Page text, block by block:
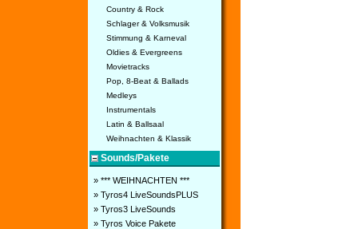
Country & Rock
Schlager & Volksmusik
Stimmung & Karneval
Oldies & Evergreens
Movietracks
Pop, 8-Beat & Ballads
Medleys
Instrumentals
Latin & Ballsaal
Weihnachten & Klassik
Sounds/Pakete
» *** WEIHNACHTEN ***
» Tyros4 LiveSoundsPLUS
» Tyros3 LiveSounds
» Tyros Voice Pakete